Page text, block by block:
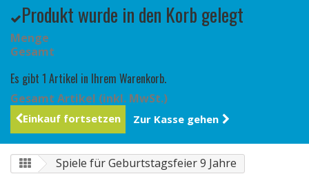
Produkt wurde in den Korb gelegt
Menge
Gesamt
Es gibt 1 Artikel in Ihrem Warenkorb.
Gesamt Artikel (inkl. MwSt.)
Einkauf fortsetzen Zur Kasse gehen
Spiele für Geburtstagsfeier 9 Jahre